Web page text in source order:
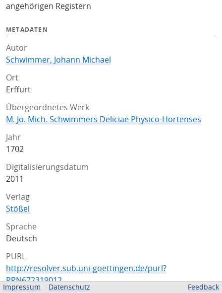
angehörigen Registern
METADATEN
Autor
Schwimmer, Johann Michael
Ort
Erffurt
Übergeordnetes Werk
M. Jo. Mich. Schwimmers Deliciae Physico-Hortenses
Jahr
1702
Digitalisierungsdatum
2011
Verlag
Stößel
Sprache
Deutsch
PURL
http://resolver.sub.uni-goettingen.de/purl?
PPN672319012
Impressum Datenschutz Feedback